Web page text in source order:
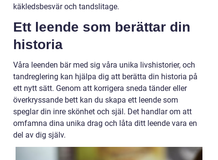
käkledsbesvär och tandslitage.
Ett leende som berättar din
historia
Våra leenden bär med sig våra unika livshistorier, och
tandreglering kan hjälpa dig att berätta din historia på
ett nytt sätt. Genom att korrigera sneda tänder eller
överkryssande bett kan du skapa ett leende som
speglar din inre skönhet och själ. Det handlar om att
omfamna dina unika drag och låta ditt leende vara en
del av dig själv.